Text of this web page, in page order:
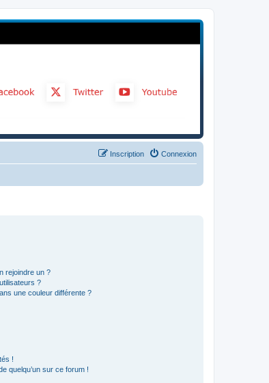
Connexion
Inscription
rejoindre un ?
?
une couleur différente ?
!
quelqu’un sur ce forum !